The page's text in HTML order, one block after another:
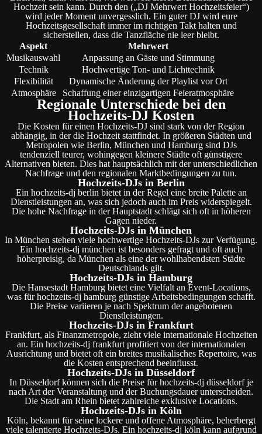
Hochzeit sein kann. Durch den („DJ Mehrwert Hochzeitsfeier“)
wird jeder Moment unvergesslich. Ein guter DJ wird eure
Hochzeitsgesellschaft immer im richtigen Takt halten und
sicherstellen, dass die Tanzfläche nie leer bleibt.
Aspekt
Mehrwert
Musikauswahl
Anpassung an Gäste und Stimmung
Technik
Hochwertige Ton- und Lichttechnik
Flexibilität
Dynamische Änderung der Playlist vor Ort
Atmosphäre
Schaffung einer einzigartigen Feieratmosphäre
Regionale Unterschiede bei den
Hochzeits-DJ Kosten
Die Kosten für einen Hochzeits-DJ sind stark von der Region
abhängig, in der die Hochzeit stattfindet. In größeren Städten und
Metropolen wie Berlin, München und Hamburg sind DJs
tendenziell teurer, wohingegen kleinere Städte oft günstigere
Alternativen bieten. Dies hat hauptsächlich mit der unterschiedlichen
Nachfrage und den regionalen Marktbedingungen zu tun.
Hochzeits-DJs in Berlin
Ein hochzeits-dj berlin bietet in der Regel eine breite Palette an
Dienstleistungen an, was sich jedoch auch im Preis widerspiegelt.
Die hohe Nachfrage in der Hauptstadt schlägt sich oft in höheren
Gagen nieder.
Hochzeits-DJs in München
In München stehen viele hochwertige Hochzeits-DJs zur Verfügung.
Ein hochzeits-dj münchen ist besonders gefragt und oft auch
höherpreisig, da München als eine der wohlhabendsten Städte
Deutschlands gilt.
Hochzeits-DJs in Hamburg
Die Hansestadt Hamburg bietet eine Vielfalt an Event-Locations,
was für hochzeits-dj hamburg günstige Arbeitsbedingungen schafft.
Die Preise variieren je nach Spektrum der angebotenen
Dienstleistungen.
Hochzeits-DJs in Frankfurt
Frankfurt, als Finanzmetropole, zieht viele internationale Hochzeiten
an. Ein hochzeits-dj frankfurt profitiert von der internationalen
Ausrichtung und bietet oft ein breites musikalisches Repertoire, was
die Kosten entsprechend beeinflusst.
Hochzeits-DJs in Düsseldorf
In Düsseldorf können sich die Preise für hochzeits-dj düsseldorf je
nach Art der Veranstaltung und der Buchungsdauer unterscheiden.
Die Stadt am Rhein bietet zahlreiche exklusive Locations.
Hochzeits-DJs in Köln
Köln, bekannt für seine lockere und offene Atmosphäre, beherbergt
viele talentierte Hochzeits-DJs. Ein hochzeits-dj köln kann aufgrund